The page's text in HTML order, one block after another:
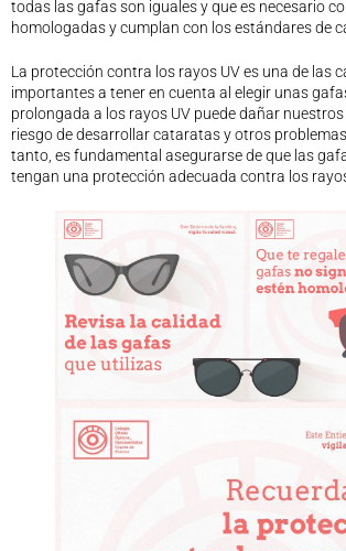
Archivo de formación
Eventos COORM
MURCIA OPTOM MEETING 2025
EL COORM EN EL OPTOM 2024
V Congreso de Salud Visual y Pediatría 2022
Quiénes somos
Actualidad
Contacto
todas las gafas son iguales y que es necesario
homologadas y cumplan con los estándares de
La protección contra los rayos UV es una de las
importantes a tener en cuenta al elegir unas
prolongada a los rayos UV puede dañar
riesgo de desarrollar cataratas y otros
tanto, es fundamental asegurarse de que las
tengan una protección adecuada contra los